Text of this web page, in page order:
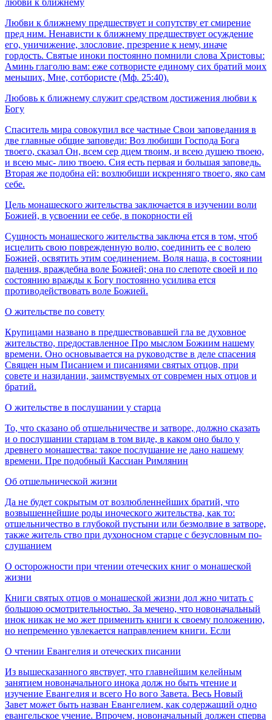
любви к ближнему
Любви к ближнему предшествует и сопутству­ ет смирение
пред ним. Ненависти к ближнему предшествует осуждение
его, уничижение, зло­словие, презрение к нему, иначе
гордость. Свя­тые иноки постоянно помнили слова Христовы:
Аминь глаголю вам: еже сотвористе единому сих братий моих
меньших, Мне, сотбористе (Мф. 25:40).
Любовь к ближнему служит средством достижения любви к
Богу
Спаситель мира совокупил все частные Свои заповедания в
две главные общие заповеди: Воз любиши Господа Бога
твоего, сказал Он, всем сер­ дцем твоим, и всею душею твоею,
и всею мыс- лию твоею. Сия есть первая и большая заповедь.
Вторая же подобна ей: возлюбиши искренняго твоего, яко сам
себе.
Цель монашеского жительства заключается в изучении воли
Божией, в усвоении ее себе, в покорности ей
Сущность монашеского жительства заключа­ ется в том, чтоб
исцелить свою поврежденную волю, соединить ее с волею
Божией, освятить этим соединением. Воля наша, в состоянии
падения, враждебна воле Божией; она по слепоте своей и по
состоянию вражды к Богу постоянно усилива­ ется
противодействовать воле Божией.
О жительстве по совету
Крупицами названо в предшествовавшей гла­ ве духовное
жительство, предоставленное Про­ мыслом Божиим нашему
времени. Оно основы­вается на руководстве в деле спасения
Священ­ ным Писанием и писаниями святых отцов, при
совете и назидании, заимствуемых от современ­ ных отцов и
братий.
О жительстве в послушании у старца
То, что сказано об отшельничестве и затворе, должно сказать
и о послушании старцам в том виде, в каком оно было у
древнего монашества: такое послушание не дано нашему
времени. Пре­ подобный Кассиан Римлянин
Об отшельнической жизни
Да не будет сокрытым от возлюбленнейших братий, что
возвышеннейшие роды иноческого жительства, как то:
отшельничество в глубокой пустыни или безмолвие в затворе,
также житель­ ство при духоносном старце с безусловным по­
слушанием
О осторожности при чтении отеческих книг о монашеской
жизни
Книги святых отцов о монашеской жизни дол­ жно читать с
большою осмотрительностью. За мечено, что новоначальный
инок никак не мо­ жет применить книги к своему положению,
но непременно увлекается направлением книги. Если
О чтении Евангелия и отеческих писании
Из вышесказанного явствует, что главнейшим келейным
занятием новоначального инока долж­ но быть чтение и
изучение Евангелия и всего Но­ вого Завета. Весь Новый
Завет может быть назван Евангелием, как содержащий одно
евангельское учение. Впрочем, новоначальный должен сперва